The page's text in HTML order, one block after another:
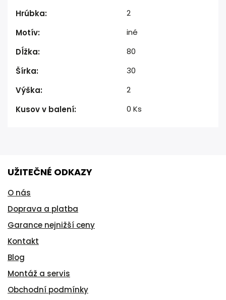
Hrúbka:
2
Motív:
iné
Dĺžka:
80
Šírka:
30
Výška:
2
Kusov v balení: 0 Ks
UŽITEČNÉ ODKAZY
O nás
Doprava a platba
Garance nejnižší ceny
Kontakt
Blog
Montáž a servis
Obchodní podmínky